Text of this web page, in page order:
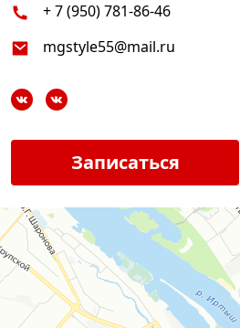
+ 7 (950) 781-86-46
mgstyle55@mail.ru
Записаться